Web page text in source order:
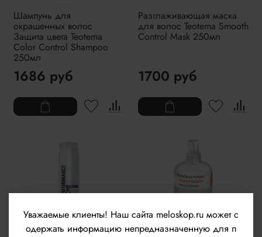
Шампунь для
окрашенных волос
Защита цвета Teotema
Color Control Shampoo
250мл
1686 руб
Разглаживающая маска
для волос Teotema Smooth
Control Mask 250мл
1700 руб
Уважаемые клиенты! Наш сайта meloskop.ru может с
одержать информацию непредназначенную для п